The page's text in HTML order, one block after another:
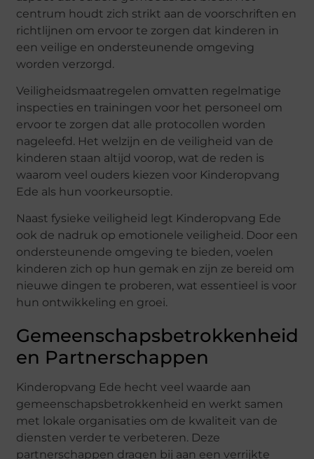
centrum houdt zich strikt aan de voorschriften en
richtlijnen om ervoor te zorgen dat kinderen in
een veilige en ondersteunende omgeving
worden verzorgd.
Veiligheidsmaatregelen omvatten regelmatige
inspecties en trainingen voor het personeel om
ervoor te zorgen dat alle protocollen worden
nageleefd. Het welzijn en de veiligheid van de
kinderen staan altijd voorop, wat de reden is
waarom veel ouders kiezen voor Kinderopvang
Ede als hun voorkeursoptie.
Naast fysieke veiligheid legt Kinderopvang Ede
ook de nadruk op emotionele veiligheid. Door een
ondersteunende omgeving te bieden, voelen
kinderen zich op hun gemak en zijn ze bereid om
nieuwe dingen te proberen, wat essentieel is voor
hun ontwikkeling en groei.
Gemeenschapsbetrokkenheid
en Partnerschappen
Kinderopvang Ede hecht veel waarde aan
gemeenschapsbetrokkenheid en werkt samen
met lokale organisaties om de kwaliteit van de
diensten verder te verbeteren. Deze
partnerschappen dragen bij aan een verrijkte